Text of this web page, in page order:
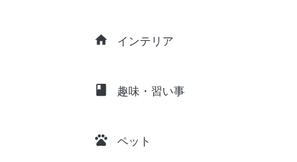
home インテリア
class 趣味・習い事
pets ペット